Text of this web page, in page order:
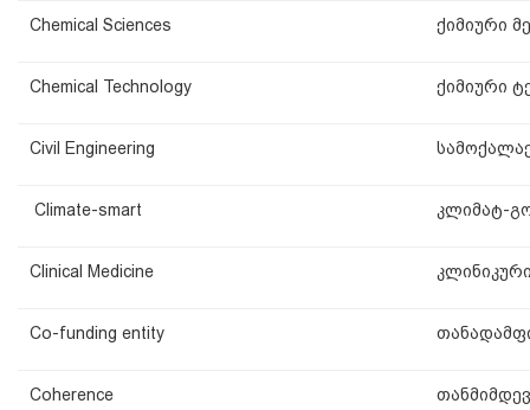
Chemical Sciences ქიმიური
Chemical Technology ქიმიური
Civil Engineering
Climate-smart კლიმატ-
Clinical Medicine
Co-funding entity
Coherence